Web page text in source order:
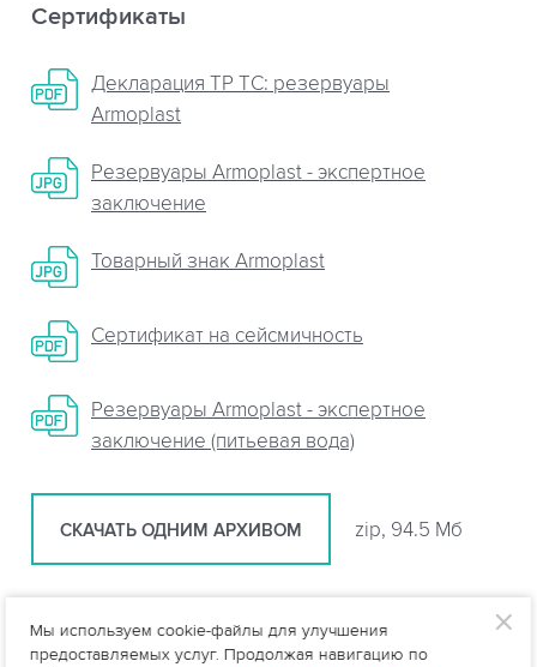
Сертификаты
Декларация ТР ТС: резервуары
Armoplast
Резервуары Armoplast - экспертное
заключение
Товарный знак Armoplast
Сертификат на сейсмичность
Резервуары Armoplast - экспертное
заключение (питьевая вода)
СКАЧАТЬ ОДНИМ АРХИВОМ zip, 94.5 Мб
Статьи
Мы используем cookie-файлы для улучшения
предоставляемых услуг. Продолжая навигацию по